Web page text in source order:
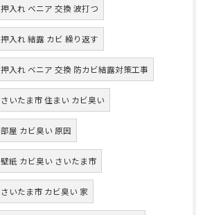
押入れ ベニア 交換 波打つ
押入れ 結露 カビ 繰り返す
押入れ ベニア 交換 防カビ結露対策工事
さいたま市 住まい カビ臭い
部屋 カビ臭い 原因
壁紙 カビ臭い さいたま市
さいたま市 カビ臭い 家